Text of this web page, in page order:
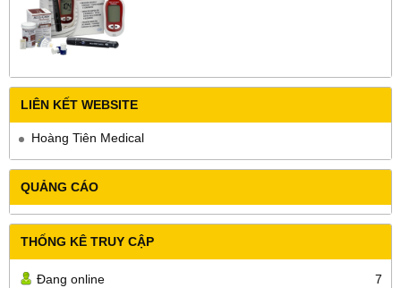
LIÊN KẾT WEBSITE
Hoàng Tiên Medical
QUẢNG CÁO
THỐNG KÊ TRUY CẬP
Đang online 7